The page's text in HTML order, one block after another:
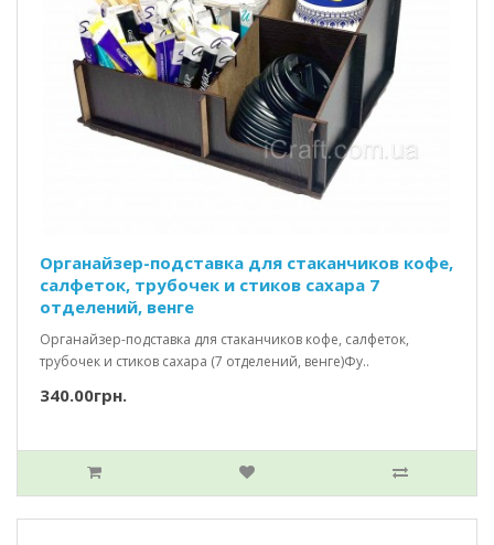
Органайзер-подставка для стаканчиков кофе,
салфеток, трубочек и стиков сахара 7
отделений, венге
Органайзер-подставка для стаканчиков кофе, салфеток,
трубочек и стиков сахара (7 отделений, венге)Фу..
340.00грн.